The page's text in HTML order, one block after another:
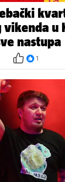
vikenda u
nastupa
1